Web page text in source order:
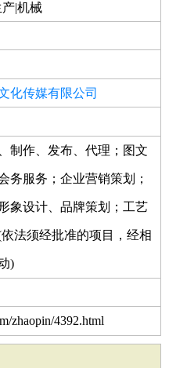
|机械
化传媒有限公司
制作、发布、代理；图文
务服务；企业营销策划；
象设计、品牌策划；工艺
法须经批准的项目，经相
)
zhaopin/4392.html